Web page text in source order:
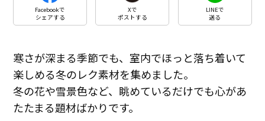
Facebookで
シェアする
Xで
ポストする
LINEで
送る
寒さが深まる季節でも、室内でほっと落ち着いて
楽しめる冬のレク素材を集めました。
冬の花や雪景色など、眺めているだけでも心があ
たたまる題材ばかりです。